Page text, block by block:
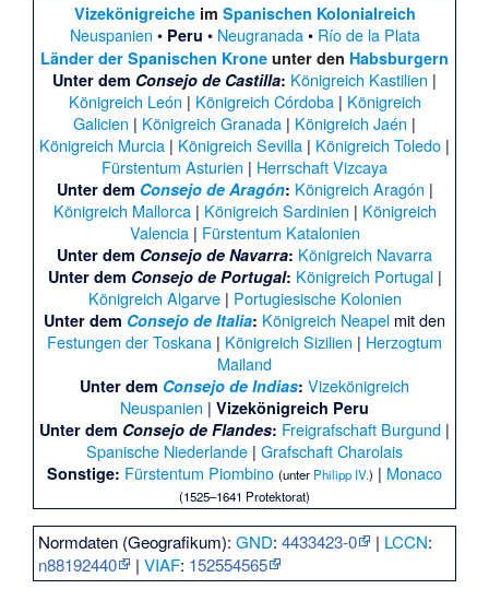
Vizekönigreicheim Spanischen Kolonialreich
Neuspanien • Peru • Neugranada• Río de la Plata
Länder der Spanischen Krone unter den Habsburgern
Unter dem Consejo de Castilla: Königreich Kastilien |
Königreich León | Königreich Córdoba| Königreich
Galicien | Königreich Granada | Königreich Jaén |
Königreich Murcia | Königreich Sevilla | Königreich Toledo |
Fürstentum Asturien | Herrschaft Vizcaya
Unter dem Consejo de Aragón: Königreich Aragón |
Königreich Mallorca| Königreich Sardinien | Königreich
Valencia| Fürstentum Katalonien
Unter dem Consejo de Navarra: Königreich Navarra
Unter dem Consejo de Portugal: Königreich Portugal|
Königreich Algarve| Portugiesische Kolonien
Unter dem Consejo de Italia: Königreich Neapel mit den
Festungen der Toskana | Königreich Sizilien | Herzogtum
Mailand
Unter dem Consejo de Indias: Vizekönigreich
Neuspanien | Vizekönigreich Peru
Unter dem Consejo de Flandes: Freigrafschaft Burgund |
Spanische Niederlande | Grafschaft Charolais
Sonstige: Fürstentum Piombino (unter Philipp IV.) | Monaco
(1525–1641 Protektorat)
Normdaten (Geografikum):GND:4433423-0 | LCCN:
n88192440
|VIAF: 152554565